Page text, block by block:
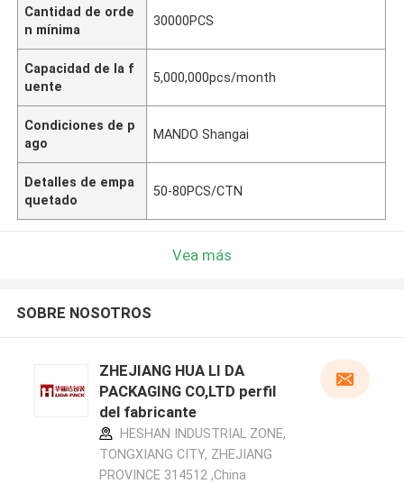
Cantidad de orde
n mínima
30000PCS
Capacidad de la f
uente
5,000,000pcs/month
Condiciones de p
ago
MANDO Shangai
Detalles de empa
quetado
50-80PCS/CTN
Vea más
SOBRE NOSOTROS
ZHEJIANG HUA LI DA
PACKAGING CO,LTD perfil
del fabricante
HESHAN INDUSTRIAL ZONE,
TONGXIANG CITY, ZHEJIANG
PROVINCE 314512 ,China